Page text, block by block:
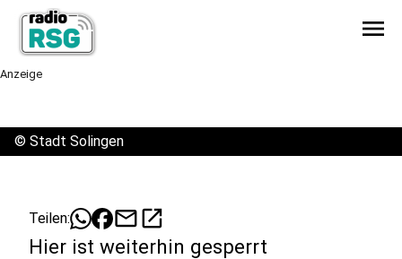
menu
Anzeige
© Stadt Solingen
Teilen: mailopen_in_new
Hier ist weiterhin gesperrt